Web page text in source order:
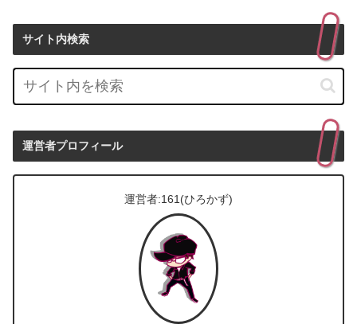
サイト内検索
運営者プロフィール
運営者:161(ひろかず)